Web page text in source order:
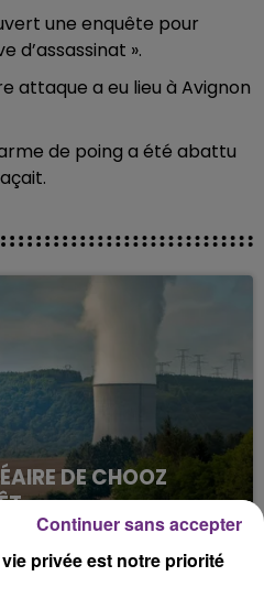
une enquête pour
d’assassinat ».
attaque a eu lieu à Avignon
de poing a été abattu
DE CHOOZ
que la centrale
à l'arrêt. Une situation
intense qui est toujours
privée est notre priorité
Continuer sans accepter